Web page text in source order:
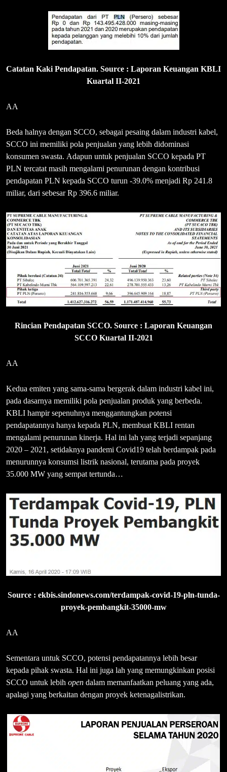
Catatan Kaki Pendapatan. Source : Laporan Keuangan KBLI
Kuartal II-2021
AA
Beda halnya dengan SCCO, sebagai pesaing dalam industri kabel,
SCCO ini memiliki pola penjualan yang lebih didominasi
konsumen swasta. Adapun untuk penjualan SCCO kepada PT
PLN tercatat masih mengalami penurunan dengan kontribusi
pendapatan PLN kepada SCCO turun -39.0% menjadi Rp 241.8
miliar, dari sebesar Rp 396.6 miliar.
Rincian Pendapatan SCCO. Source : Laporan Keuangan
SCCO Kuartal II-2021
AA
Kedua emiten yang sama-sama bergerak dalam industri kabel ini,
pada dasarnya memiliki pola penjualan produk yang berbeda.
KBLI hampir sepenuhnya menggantungkan potensi
pendapatannya hanya kepada PLN, membuat KBLI rentan
mengalami penurunan kinerja. Hal ini lah yang terjadi sepanjang
2020 – 2021, setidaknya pandemi Covid19 telah berdampak pada
menurunnya konsumsi listrik nasional, terutama pada proyek
35.000 MW yang sempat tertunda…
Source : ekbis.sindonews.com/terdampak-covid-19-pln-tunda-
proyek-pembangkit-35000-mw
AA
Sementara untuk SCCO, potensi pendapatannya lebih besar
kepada pihak swasta. Hal ini juga lah yang memungkinkan posisi
SCCO untuk lebih open dalam memanfaatkan peluang yang ada,
apalagi yang berkaitan dengan proyek ketenagalistrikan.